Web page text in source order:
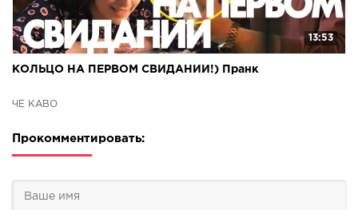
13:53
КОЛЬЦО НА ПЕРВОМ СВИДАНИИ!) Пранк
ЧЁ КАВО
Прокомментировать: